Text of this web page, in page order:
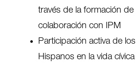
través de la formación de
colaboración con IPM
Participación activa de
Hispanos en la vida